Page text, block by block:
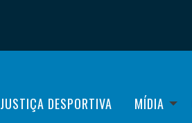
JUSTIÇA DESPORTIVA MÍDIA